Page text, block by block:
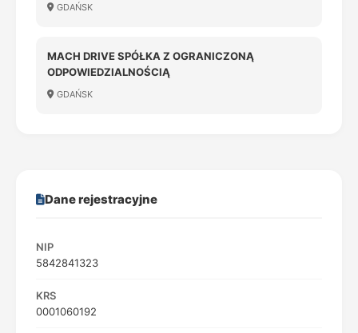
GDAŃSK
MACH DRIVE SPÓŁKA Z OGRANICZONĄ
ODPOWIEDZIALNOŚCIĄ
GDAŃSK
Dane rejestracyjne
NIP
5842841323
KRS
0001060192